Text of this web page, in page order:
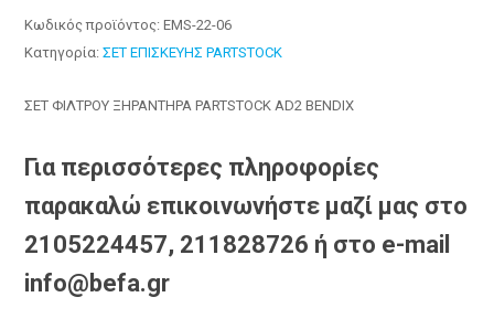
Κωδικός προϊόντος:EMS-22-06
Κατηγορία:ΣΕΤ ΕΠΙΣΚΕΥΗΣ PARTSTOCK
ΣΕΤ ΦΙΛΤΡΟΥ ΞΗΡΑΝΤΗΡΑ PARTSTOCK AD2 BENDIX
Για περισσότερες πληροφορίες
παρακαλώ επικοινωνήστε μαζί μας στο
2105224457, 211828726 ή στο e-mail
info@befa.gr